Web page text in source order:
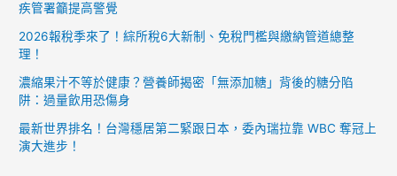
疾管署籲提高警覺
2026報稅季來了！綜所稅6大新制、免稅門檻與繳納管道總整
理！
濃縮果汁不等於健康？營養師揭密「無添加糖」背後的糖分陷
阱：過量飲用恐傷身
最新世界排名！台灣穩居第二緊跟日本，委內瑞拉靠 WBC 奪冠上
演大進步！